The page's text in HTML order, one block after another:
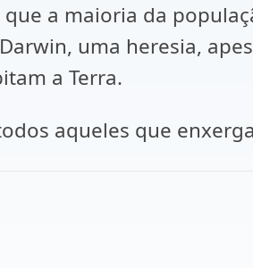
a maioria da
uma heresia,
a Terra.
aqueles que